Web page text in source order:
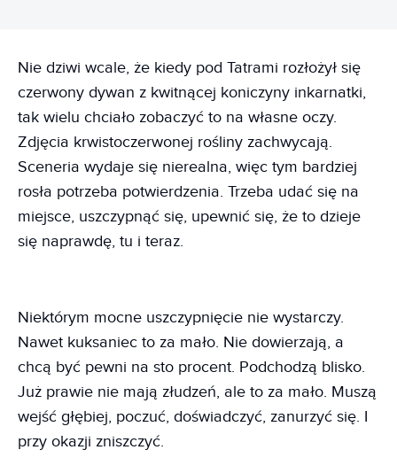
Nie dziwi wcale, że kiedy pod Tatrami rozłożył się
czerwony dywan z kwitnącej koniczyny inkarnatki,
tak wielu chciało zobaczyć to na własne oczy.
Zdjęcia krwistoczerwonej rośliny zachwycają.
Sceneria wydaje się nierealna, więc tym bardziej
rosła potrzeba potwierdzenia. Trzeba udać się na
miejsce, uszczypnąć się, upewnić się, że to dzieje
się naprawdę, tu i teraz.
Niektórym mocne uszczypnięcie nie wystarczy.
Nawet kuksaniec to za mało. Nie dowierzają, a
chcą być pewni na sto procent. Podchodzą blisko.
Już prawie nie mają złudzeń, ale to za mało. Muszą
wejść głębiej, poczuć, doświadczyć, zanurzyć się. I
przy okazji zniszczyć.